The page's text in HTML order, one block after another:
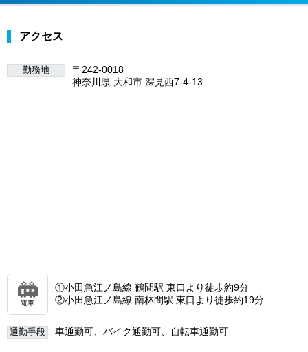
アクセス
勤務地
〒242-0018
神奈川県 大和市 深見西7-4-13
電車
①小田急江ノ島線 鶴間駅 東口より徒歩約9分
②小田急江ノ島線 南林間駅 東口より徒歩約19分
通勤手段 車通勤可、バイク通勤可、自転車通勤可